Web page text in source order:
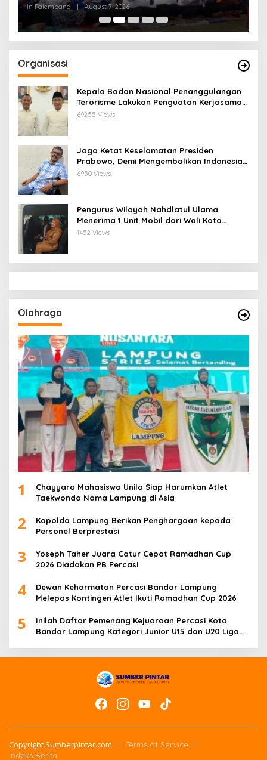
In Palembang | August 7, 2026
Organisasi
Kepala Badan Nasional Penanggulangan
Terorisme Lakukan Penguatan Kerjasama
Ketua Pengurus Besar Nahdlatul Ulama
69255 Views
Jaga Ketat Keselamatan Presiden
Prabowo, Demi Mengembalikan Indonesia
Menjadi Macan Asia
6950 Views
Pengurus Wilayah Nahdlatul Ulama
Menerima 1 Unit Mobil dari Wali Kota
Bandar Lampung
1452 Views
Olahraga
1
Chayyara Mahasiswa Unila Siap Harumkan Atlet
Taekwondo Nama Lampung di Asia
2
Kapolda Lampung Berikan Penghargaan kepada
Personel Berprestasi
3
Yoseph Taher Juara Catur Cepat Ramadhan Cup
2026 Diadakan PB Percasi
4
Dewan Kehormatan Percasi Bandar Lampung
Melepas Kontingen Atlet Ikuti Ramadhan Cup 2026
5
Inilah Daftar Pemenang Kejuaraan Percasi Kota
Bandar Lampung Kategori Junior U15 dan U20 Liga
Copyright Sumberpintar.com
Terms of Service
Indeks Berita